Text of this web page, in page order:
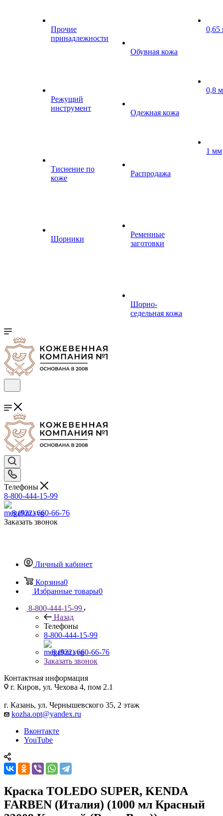
Прочие
принадлежности
Режущий
инструмент
Тиснение по
коже
Шорники
Обувная кожа
Одежная кожа
Распродажа
Ременные
заготовки
Шорно-
седельная кожа
0,65
0,8
1 мм
Телефоны
8-800-444-15-99
8 (922) 660-66-76
Заказать звонок
Личный кабинет
Корзина0
Избранные товары0
8-800-444-15-99
Назад
Телефоны
8-800-444-15-99
8 (922) 660-66-76
Заказать звонок
Контактная информация
г. Киров, ул. Чехова 4, пом 2.1
г. Казань, ул. Чернышевского 35, 2 этаж
kozha.opt@yandex.ru
Вконтакте
YouTube
Краска TOLEDO SUPER, KENDA
FARBEN (Италия) (1000 мл Красный